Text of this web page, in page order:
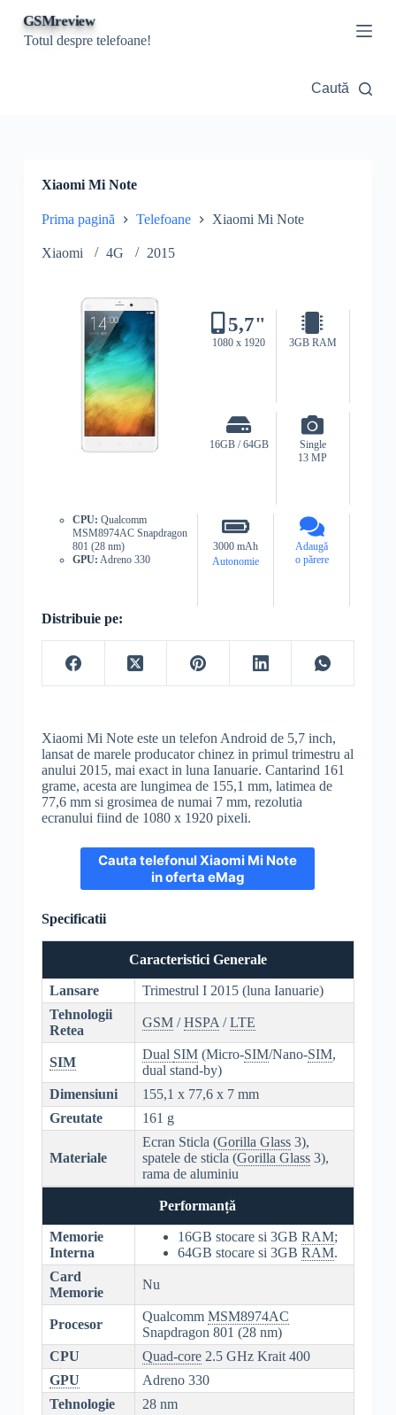
SGSMreview
Totul despre telefoane!
Caută
Xiaomi Mi Note
Prima pagină Telefoane Xiaomi Mi Note
Xiaomi 4G 2015
5,7"
1080 x 1920 3GB RAM
16GB / 64GB
Single
13 MP
CPU: Qualcomm
MSM8974AC Snapdragon
801 (28 nm)
GPU: Adreno 330
3000 mAh
Autonomie
Adaugă
o părere
Distribuie pe:
Xiaomi Mi Note este un telefon Android de 5,7 inch,
lansat de marele producator chinez in primul trimestru al
anului 2015, mai exact in luna Ianuarie. Cantarind 161
grame, acesta are lungimea de 155,1 mm, latimea de
77,6 mm si grosimea de numai 7 mm, rezolutia
ecranului fiind de 1080 x 1920 pixeli.
Cauta telefonul Xiaomi Mi Note
in oferta eMag
Specificatii
Caracteristici Generale
Lansare
Trimestrul I 2015 (luna Ianuarie)
Tehnologii
Retea
GSM/HSPA /LTE
SIM
Dual SIM(Micro-SIM/Nano-SIM,
dual stand-by)
Dimensiuni
155,1 x 77,6 x 7 mm
Greutate
161 g
Materiale
Ecran Sticla (Gorilla Glass3),
spatele de sticla (Gorilla Glass3),
rama de aluminiu
Performanță
Memorie
Interna
16GB stocare si 3GB RAM;
64GB stocare si 3GB RAM.
Card
Memorie
Nu
Procesor
Qualcomm MSM8974AC
Snapdragon 801 (28 nm)
CPU
Quad-core2.5 GHz Krait 400
GPU
Adreno 330
Tehnologie
28 nm